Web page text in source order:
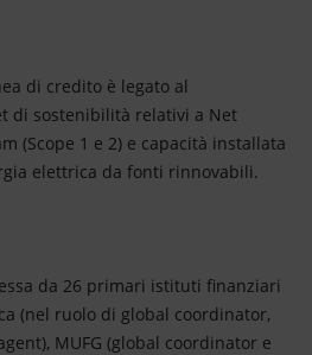
di credito è legato al
di sostenibilità relativi a Net
(Scope 1 e 2) e capacità installata
elettrica da fonti rinnovabili.
da 26 primari istituti finanziari
(nel ruolo di global coordinator,
MUFG (global coordinator e